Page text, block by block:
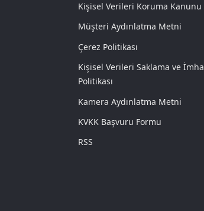
Kişisel Verileri Koruma Kanunu
Müşteri Aydınlatma Metni
Çerez Politikası
Kişisel Verileri Saklama ve İmha
Politikası
Kamera Aydınlatma Metni
KVKK Başvuru Formu
RSS